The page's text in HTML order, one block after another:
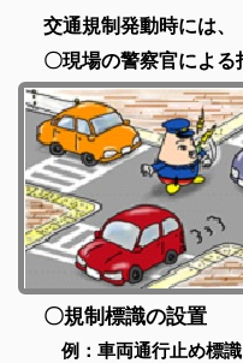
交通規制発動時には、
〇現場の警察官による
〇規制標識の設置
例：車両通行止め標識